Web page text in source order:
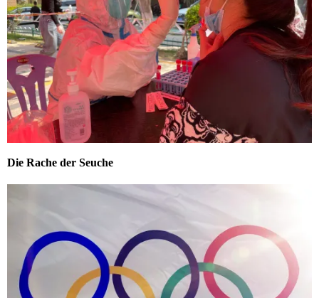
Die Rache der Seuche